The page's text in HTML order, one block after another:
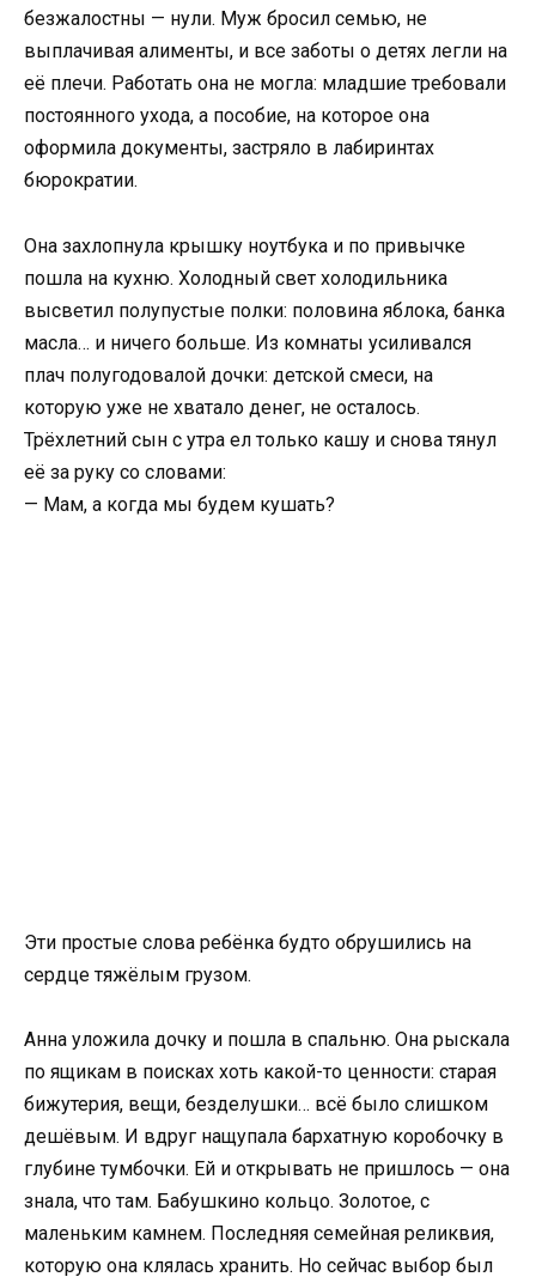
безжалостны — нули. Муж бросил семью, не
выплачивая алименты, и все заботы о детях легли на
её плечи. Работать она не могла: младшие требовали
постоянного ухода, а пособие, на которое она
оформила документы, застряло в лабиринтах
бюрократии.
Она захлопнула крышку ноутбука и по привычке
пошла на кухню. Холодный свет холодильника
высветил полупустые полки: половина яблока, банка
масла… и ничего больше. Из комнаты усиливался
плач полугодовалой дочки: детской смеси, на
которую уже не хватало денег, не осталось.
Трёхлетний сын с утра ел только кашу и снова тянул
её за руку со словами:
— Мам, а когда мы будем кушать?
Эти простые слова ребёнка будто обрушились на
сердце тяжёлым грузом.
Анна уложила дочку и пошла в спальню. Она рыскала
по ящикам в поисках хоть какой-то ценности: старая
бижутерия, вещи, безделушки… всё было слишком
дешёвым. И вдруг нащупала бархатную коробочку в
глубине тумбочки. Ей и открывать не пришлось — она
знала, что там. Бабушкино кольцо. Золотое, с
маленьким камнем. Последняя семейная реликвия,
которую она клялась хранить. Но сейчас выбор был